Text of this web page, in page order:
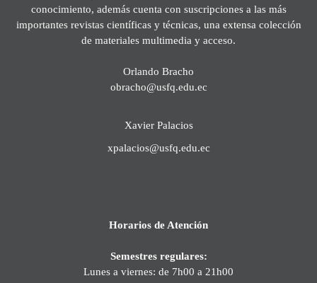
conocimiento, además cuenta con suscripciones a las más
importantes revistas científicas y técnicas, una extensa colección
de materiales multimedia y acceso.
Orlando Bracho
obracho@usfq.edu.ec
Xavier Palacios
xpalacios@usfq.edu.ec
Horarios de Atención
Semestres regulares:
Lunes a viernes: de 7h00 a 21h00